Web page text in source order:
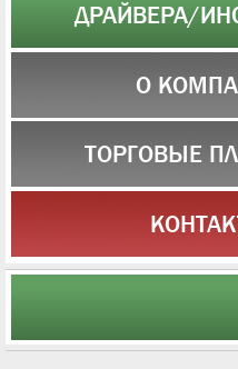
ДРАЙВЕРА/
О
ТОРГОВЫЕ